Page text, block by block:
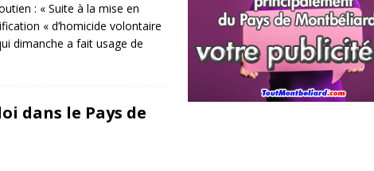
: « Suite à la mise en
« d’homicide volontaire
dimanche a fait usage de
dans le Pays de